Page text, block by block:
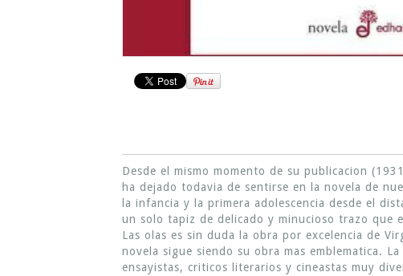
Desde el mismo momento de su publicacion
ha dejado todavia de sentirse en la novela de
la infancia y la primera adolescencia desde el
un solo tapiz de delicado y minucioso trazo que
Las olas es sin duda la obra por excelencia de
novela sigue siendo su obra mas emblematica.
ensayistas, criticos literarios y cineastas muy